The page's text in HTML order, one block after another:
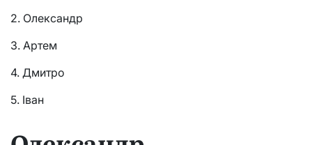
2. Олександр
3. Артем
4. Дмитро
5. Іван